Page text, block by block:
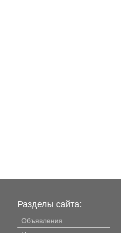
Разделы сайта:
Объявления